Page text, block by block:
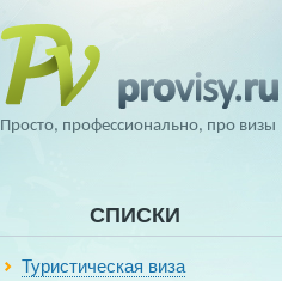
Просто, профессионально, про визы
СПИСКИ
Туристическая виза